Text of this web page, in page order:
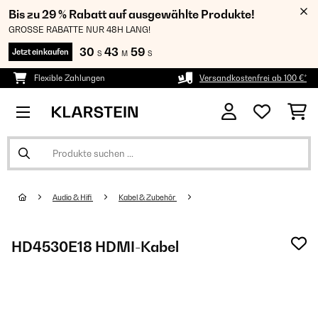
Bis zu 29 % Rabatt auf ausgewählte Produkte!
GROSSE RABATTE NUR 48H LANG!
Jetzt einkaufen 30 S 43 M 58 S
Flexible Zahlungen Versandkostenfrei ab 100 €*
Audio & Hifi Kabel & Zubehör
HD4530E18 HDMI-Kabel